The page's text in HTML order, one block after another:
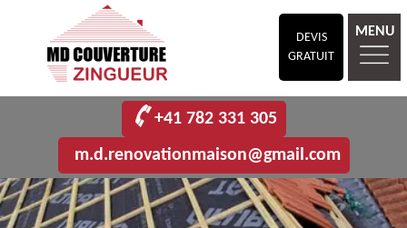
DEVIS
GRATUIT
MENU
+41 782 331 305
m.d.renovationmaison@gmail.com